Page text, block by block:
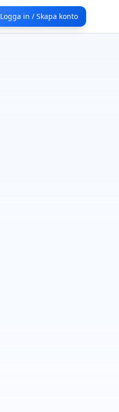
Logga in / Skapa konto